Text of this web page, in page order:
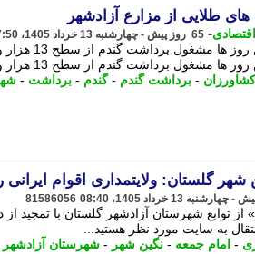
طلایی از مزارع آزادشهر
اقتصادی- 65 روز پیش - چهارشنبه 13 خرداد 1405، 17:50
برداشت گندم از سطح 13 هزار و 700 هکتار از گندمزار ...
کشاورزان - برداشت گندم -گندم - برداشت -
شهر گلستان: ولایتمداری اقوام
81586056
توابع شهرستان آزادشهر گلستان با تمجید از
ﺑﻪ ﺳﺎﯾﺖ ﻣﻮرد ﻧﻈﺮ ﻫﺴﺘﯿﺪ...
- امام جمعه - نگین شهر - شهرستان آزادشهر